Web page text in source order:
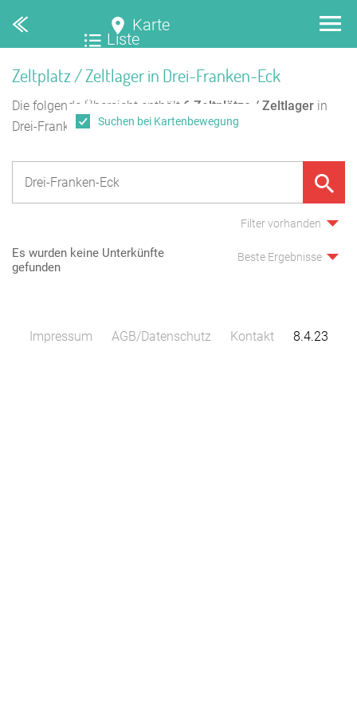
Karte
Liste
Zeltplatz / Zeltlager in Drei-Franken-Eck
Die folgende Übersicht enthält 6 Zeltplätze / Zeltlager in
Drei-Franken-Eck.
Filter vorhanden
Es wurden keine Unterkünfte
gefunden
Beste Ergebnisse
Suchen bei Kartenbewegung
Impressum AGB/Datenschutz Kontakt 8.4.23